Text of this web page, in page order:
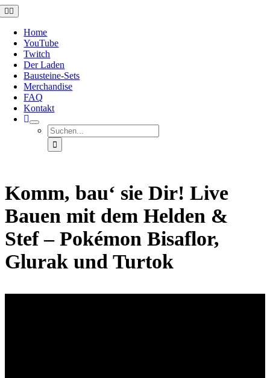
Zum
Inhalt
springen
Toggle
Navigation
Home
YouTube
Twitch
Der Laden
Bausteine-Sets
Merchandise
FAQ
Kontakt
Suche
nach:
Komm, bau‘ sie Dir! Live
Bauen mit dem Helden &
Stef – Pokémon Bisaflor,
Glurak und Turtok